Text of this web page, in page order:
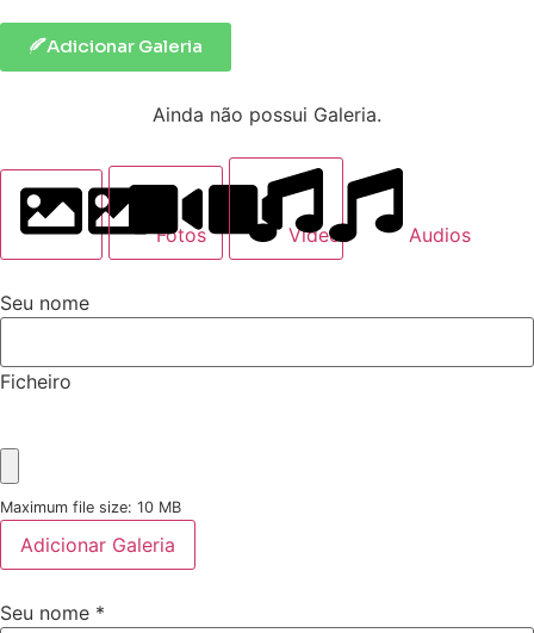
Adicionar Galeria
Ainda não possui Galeria.
Fotos Videos Audios
Seu nome
Ficheiro
Maximum file size: 10 MB
Adicionar Galeria
Seu nome *